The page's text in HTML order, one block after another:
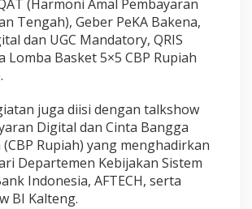
(Harmoni Amal Pembayaran
Tengah), Geber PeKA Bakena,
dan UGC Mandatory, QRIS
Lomba Basket 5×5 CBP Rupiah
juga diisi dengan talkshow
Digital dan Cinta Bangga
(CBP Rupiah) yang menghadirkan
Departemen Kebijakan Sistem
Indonesia, AFTECH, serta
BI Kalteng.